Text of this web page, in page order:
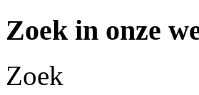
Zoek in onze
Zoek